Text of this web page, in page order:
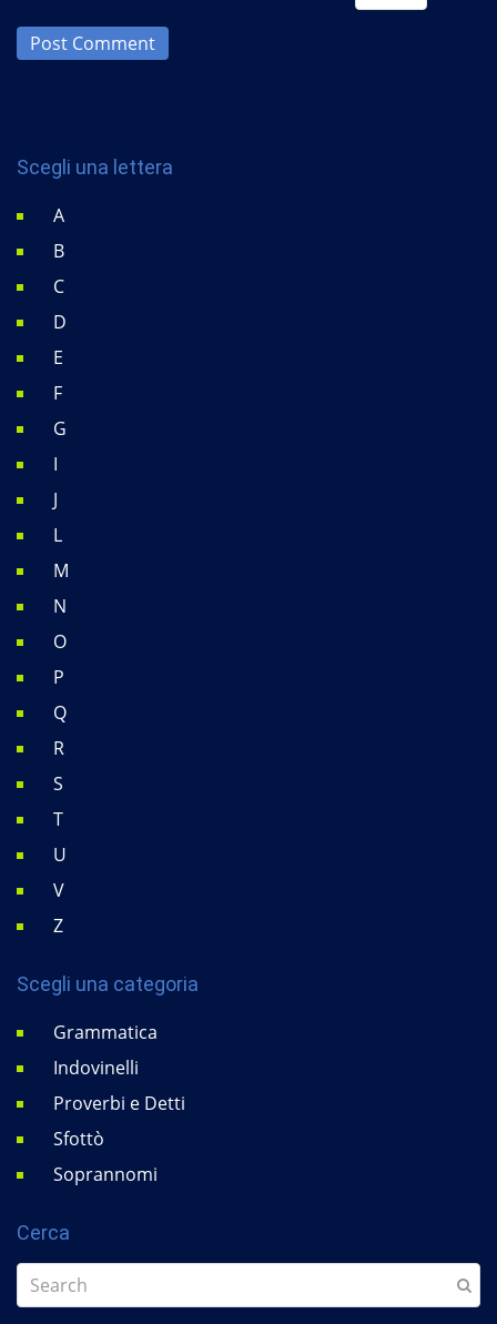
Post Comment
Scegli una lettera
A
B
C
D
E
F
G
I
J
L
M
N
O
P
Q
R
S
T
U
V
Z
Scegli una categoria
Grammatica
Indovinelli
Proverbi e Detti
Sfottò
Soprannomi
Cerca